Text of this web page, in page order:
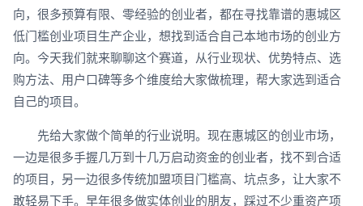
向，很多预算有限、零经验的创业者，都在寻找靠谱的惠城区
低门槛创业项目生产企业，想找到适合自己本地市场的创业方
向。今天我们就来聊聊这个赛道，从行业现状、优势特点、选
购方法、用户口碑等多个维度给大家做梳理，帮大家选到适合
自己的项目。
先给大家做个简单的行业说明。现在惠城区的创业市场，
一边是很多手握几万到十几万启动资金的创业者，找不到合适
的项目，另一边很多传统加盟项目门槛高、坑点多，让大家不
敢轻易下手。早年很多做实体创业的朋友，踩过不少重资产项